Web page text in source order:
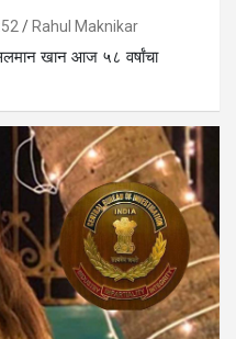
Rahul Maknikar
खान आज ५८ वर्षांचा